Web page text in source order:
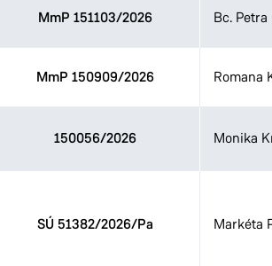
MmP 151103/2026 Bc. Petra
MmP 150909/2026 Romana
150056/2026 Monika
SÚ 51382/2026/Pa Markéta